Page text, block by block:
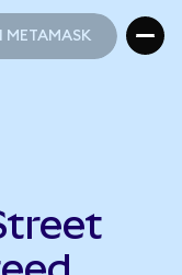
METAMASK